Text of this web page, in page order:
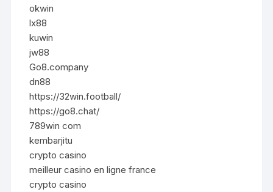
okwin
lx88
kuwin
jw88
Go8.company
dn88
https://32win.football/
https://go8.chat/
789win com
kembarjitu
crypto casino
meilleur casino en ligne france
crypto casino